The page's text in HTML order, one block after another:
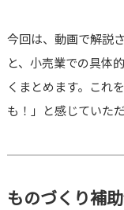
今回は、動画で解説
と、小売業での具体
くまとめます。これ
も！」と感じていた
ものづくり補